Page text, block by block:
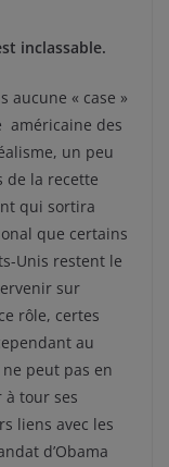
inclassable.
aucune « case »
américaine des
un peu
de la recette
qui sortira
que certains
Unis restent le
sur
rôle, certes
au
peut pas en
tour ses
liens avec les
d’Obama